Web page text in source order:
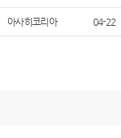
아사히코리아 04-22